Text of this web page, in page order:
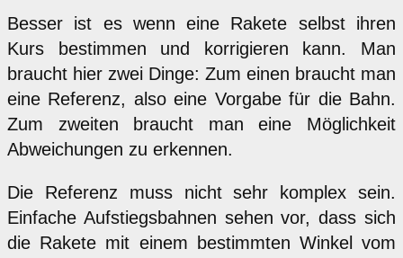
Besser ist es wenn eine Rakete selbst ihren
Kurs bestimmen und korrigieren kann. Man
braucht hier zwei Dinge: Zum einen braucht man
eine Referenz, also eine Vorgabe für die Bahn.
Zum zweiten braucht man eine Möglichkeit
Abweichungen zu erkennen.
Die Referenz muss nicht sehr komplex sein.
Einfache Aufstiegsbahnen sehen vor, dass sich
die Rakete mit einem bestimmten Winkel vom